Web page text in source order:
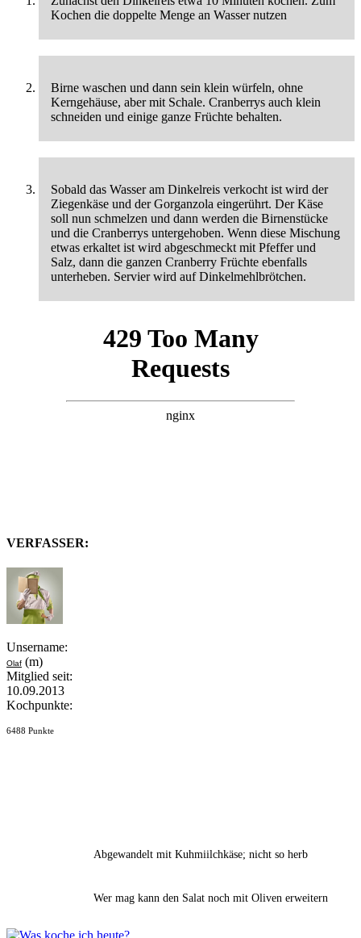
Kochen die doppelte Menge an Wasser nutzen
Birne waschen und dann sein klein würfeln, ohne
Kerngehäuse, aber mit Schale. Cranberrys auch klein
schneiden und einige ganze Früchte behalten.
Sobald das Wasser am Dinkelreis verkocht ist wird der
Ziegenkäse und der Gorganzola eingerührt. Der Käse
soll nun schmelzen und dann werden die Birnenstücke
und die Cranberrys untergehoben. Wenn diese Mischung
etwas erkaltet ist wird abgeschmeckt mit Pfeffer und
Salz, dann die ganzen Cranberry Früchte ebenfalls
unterheben. Servier wird auf Dinkelmehlbrötchen.
VERFASSER:
Unsername:
Olaf (m)
Mitglied seit:
10.09.2013
Kochpunkte:
6488 Punkte
Abgewandelt mit Kuhmiilchkäse; nicht so herb
Wer mag kann den Salat noch mit Oliven erweitern